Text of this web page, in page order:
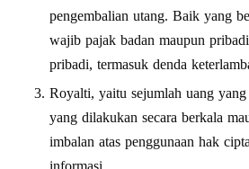
pengembalian utang. Baik yang
wajib pajak badan maupun
pribadi, termasuk denda
Royalti, yaitu sejumlah uang
yang dilakukan secara berkala
imbalan atas penggunaan hak
informasi.